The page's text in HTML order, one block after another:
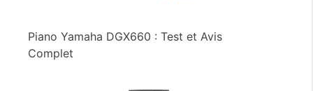
Piano Yamaha DGX660 : Test et Avis
Complet